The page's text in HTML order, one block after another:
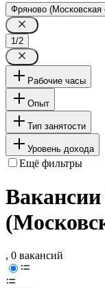
Фряново (Московская
1/2
Рабочие часы
Опыт
Тип занятости
Уровень дохода
Ещё фильтры
, 0 вакансий